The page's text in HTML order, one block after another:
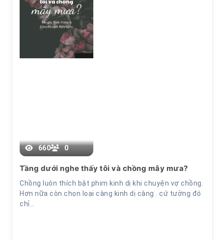
660 0
Tầng dưới nghe thấy tôi và chồng mây mưa?
Chồng luôn thích bật phim kinh dị khi chuyện vợ chồng.
Hơn nữa còn chọn loại càng kinh dị càng . cứ tưởng đó
chỉ…